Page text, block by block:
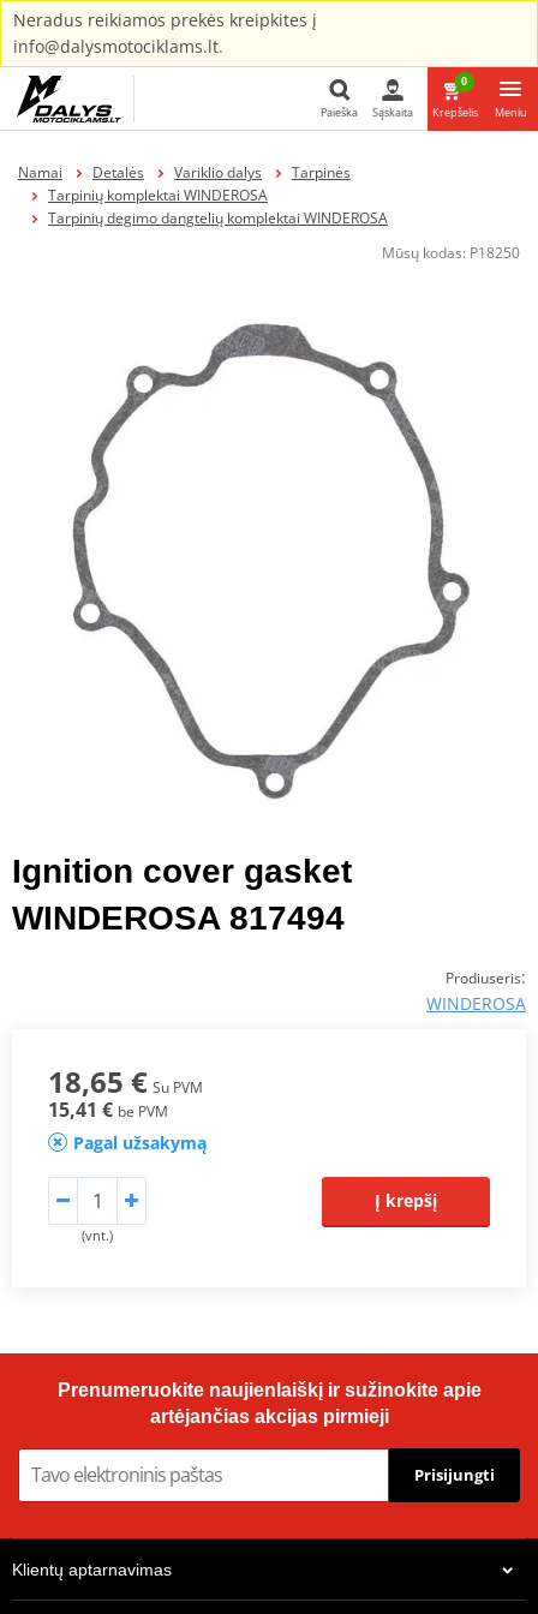
Neradus reikiamos prekės kreipkites į
info@dalysmotociklams.lt.
Paieška Sąskaita
0
Krepšelis Meniu
Namai Detalės Variklio dalys
Tarpinės
Tarpinių komplektai WINDEROSA
Tarpinių degimo dangtelių komplektai WINDEROSA
Mūsų kodas: P18250
Ignition cover gasket
WINDEROSA 817494
Prodiuseris:
WINDEROSA
18,65 € Su PVM
15,41 € be PVM
Pagal užsakymą
(vnt.)
Į krepšį
Prenumeruokite naujienlaiškį ir sužinokite apie
artėjančias akcijas pirmieji
Prisijungti
Klientų aptarnavimas